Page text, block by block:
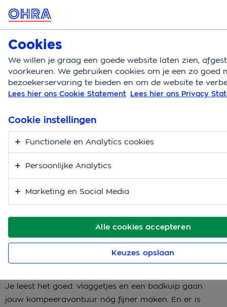
MENU
Reisverzekering
Reisverzekering Blog Eerste keer kamperen
Kamperen? Vergeet de
vlaggetjes en de
badkuip niet!
Je leest het goed: vlaggetjes en een badkuip gaan
jouw kampeeravontuur nóg fijner maken. En er is
Cookies
We willen je graag een goede website laten zien,
voorkeuren. We gebruiken cookies om je een zo goed
bezoekerservaring te bieden en om de website te
Lees hier ons Cookie Statement Lees hier ons Privacy
Alle cookies accepteren
Cookie instellingen
Functionele en Analytics cookies
Persoonlijke Analytics
Marketing en Social Media
Keuzes opslaan